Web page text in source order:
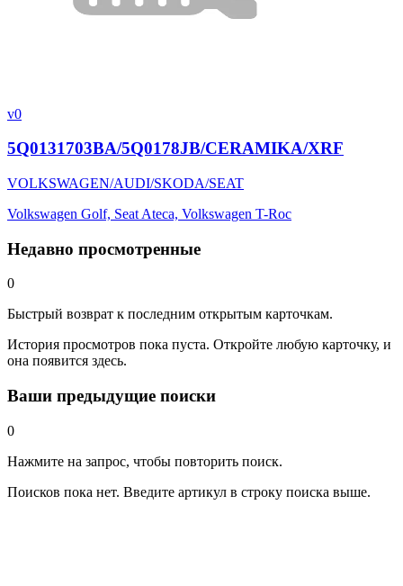
v0
5Q0131703BA/5Q0178JB/CERAMIKA/XRF
VOLKSWAGEN/AUDI/SKODA/SEAT
Volkswagen Golf, Seat Ateca, Volkswagen T-Roc
Недавно просмотренные
0
Быстрый возврат к последним открытым карточкам.
История просмотров пока пуста. Откройте любую карточку, и
она появится здесь.
Ваши предыдущие поиски
0
Нажмите на запрос, чтобы повторить поиск.
Поисков пока нет. Введите артикул в строку поиска выше.